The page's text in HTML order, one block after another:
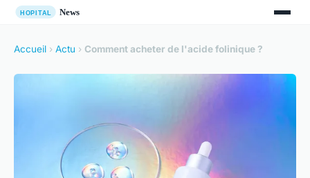
Accueil › Actu › Comment acheter de l'acide folinique ?